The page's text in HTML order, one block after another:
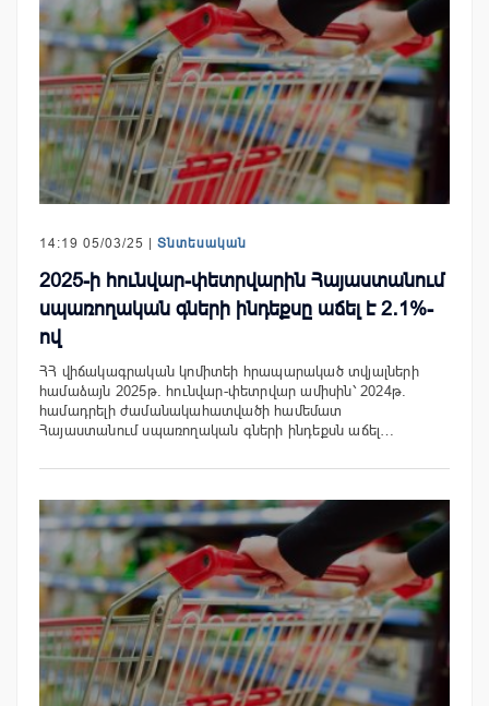
14:19 05/03/25 | Տնտեսական
2025-ի հունվար-փետրվարին Հայաստանում
սպառողական գների ինդեքսը աճել է 2․1%-
ով
ՀՀ վիճակագրական կոմիտեի հրապարակած տվյալների
համաձայն 2025թ. հունվար-փետրվար ամիսին՝ 2024թ.
համադրելի ժամանակահատվածի համեմատ
Հայաստանում սպառողական գների ինդեքսն աճել…